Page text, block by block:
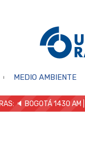
MEDIO AMBIENTE
🔈 BOGOTÁ 1430 AM